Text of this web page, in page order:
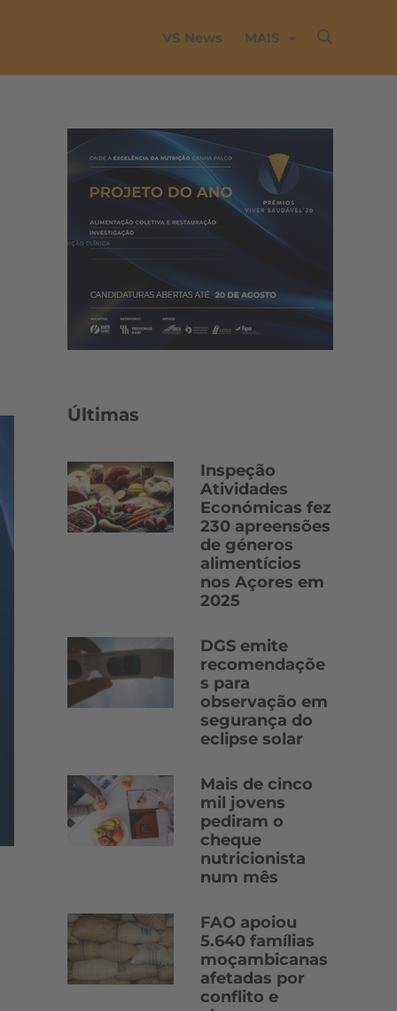
VS News MAIS
Últimas
Inspeção
Atividades
Económicas fez
230 apreensões
de géneros
alimentícios
nos Açores em
2025
DGS emite
recomendaçõe
s para
observação em
segurança do
eclipse solar
Mais de cinco
mil jovens
pediram o
cheque
nutricionista
num mês
FAO apoiou
5.640 famílias
moçambicanas
afetadas por
conflito e